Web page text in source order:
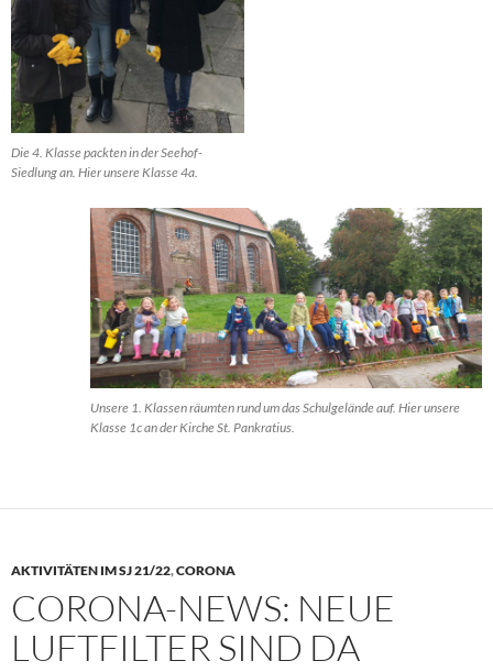
Die 4. Klasse packten in der Seehof-
Siedlung an. Hier unsere Klasse 4a.
Unsere 1. Klassen räumten rund um das Schulgelände auf. Hier unsere
Klasse 1c an der Kirche St. Pankratius.
AKTIVITÄTEN IM SJ 21/22,CORONA
CORONA-NEWS: NEUE
LUFTFILTER SIND DA